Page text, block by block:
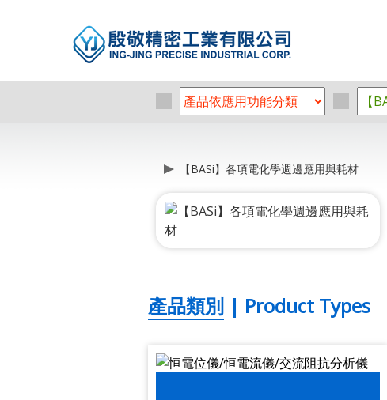
【BASi】各項電化學週邊應用與耗材
產品類別 | Product Types